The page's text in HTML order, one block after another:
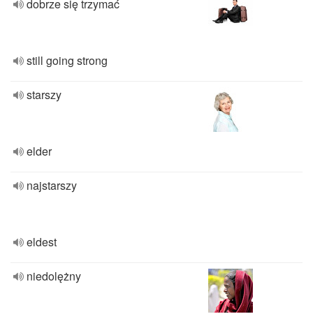
dobrze się trzymać
still going strong
starszy
elder
najstarszy
eldest
niedolężny